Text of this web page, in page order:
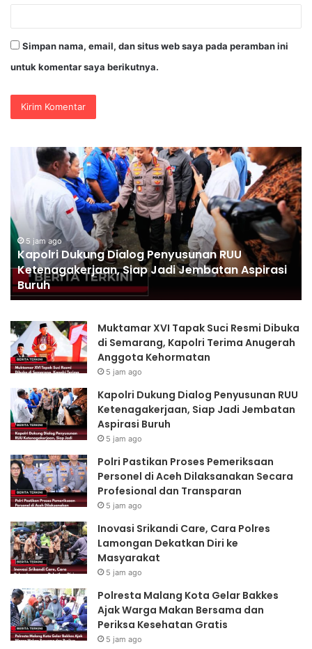
Simpan nama, email, dan situs web saya pada peramban ini
untuk komentar saya berikutnya.
Kapolri
Dukung
Penyusunan
RUU
Ketenagakerjaan,
Siap
Jadi
Jembatan
Aspirasi
Buruh
5 jam ago
Kapolri Dukung Dialog Penyusunan RUU
Ketenagakerjaan, Siap Jadi Jembatan Aspirasi
Buruh
di
Muktamar XVI Tapak Suci Resmi Dibuka
di Semarang, Kapolri Terima Anugerah
Anggota Kehormatan
5 jam ago
Kapolri Dukung Dialog Penyusunan RUU
Ketenagakerjaan, Siap Jadi Jembatan
Aspirasi Buruh
5 jam ago
Polri Pastikan Proses Pemeriksaan
Personel di Aceh Dilaksanakan Secara
Profesional dan Transparan
5 jam ago
Inovasi Srikandi Care, Cara Polres
Lamongan Dekatkan Diri ke
Masyarakat
5 jam ago
Polresta Malang Kota Gelar Bakkes
Ajak Warga Makan Bersama dan
Periksa Kesehatan Gratis
5 jam ago